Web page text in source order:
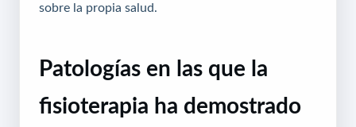
sobre la propia salud.
Patologías en las que la
fisioterapia ha demostrado